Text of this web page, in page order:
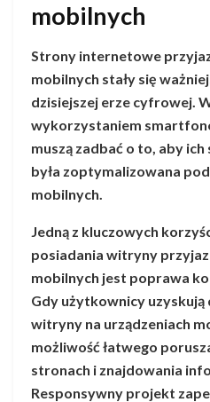
mobilnych
Strony internetowe
mobilnych stały się
dzisiejszej erze cyfrowej.
wykorzystaniem
muszą zadbać o to, aby
była zoptymalizowana
mobilnych.
Jedną z kluczowych
posiadania witryny
mobilnych jest poprawa
Gdy użytkownicy
witryny na urządzeniach
możliwość łatwego
stronach i znajdowania
Responsywny projekt